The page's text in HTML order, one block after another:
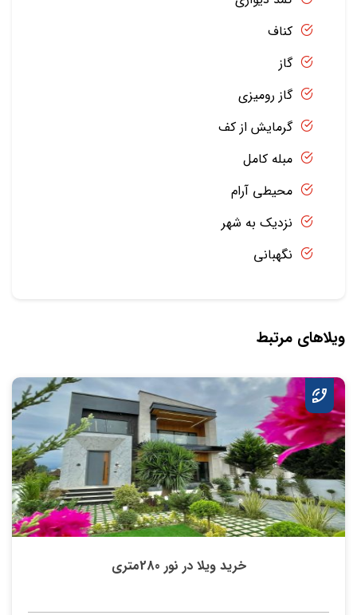
کناف
گاز
گاز رومیزی
گرمایش از کف
مبله کامل
محیطی آرام
نزدیک به شهر
نگهبانی
ویلاهای مرتبط
خرید ویلا در نور 280متری